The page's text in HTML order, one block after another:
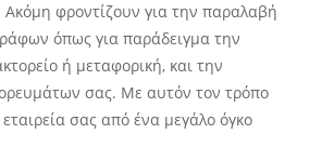
Ακόμη φροντίζουν για την παραλαβή
όπως για παράδειγμα την
ή μεταφορική, και την
σας. Με αυτόν τον τρόπο
σας από ένα μεγάλο όγκο